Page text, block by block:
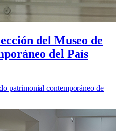
del Museo de
del País
patrimonial contemporáneo de